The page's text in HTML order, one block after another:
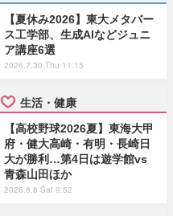
【夏休み2026】東大メタバー
ス工学部、生成AIなどジュニ
ア講座6選
2026.7.30 Thu 11:15
生活・健康
【高校野球2026夏】東海大甲
府・健大高崎・有明・長崎日
大が勝利…第4日は遊学館vs
青森山田ほか
2026.8.8 Sat 9:52